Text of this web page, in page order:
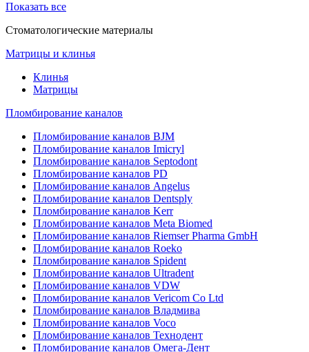
Показать все
Стоматологические материалы
Матрицы и клинья
Клинья
Матрицы
Пломбирование каналов
Пломбирование каналов BJM
Пломбирование каналов Imicryl
Пломбирование каналов Septodont
Пломбирование каналов PD
Пломбирование каналов Angelus
Пломбирование каналов Dentsply
Пломбирование каналов Kerr
Пломбирование каналов Meta Biomed
Пломбирование каналов Riemser Pharma GmbH
Пломбирование каналов Roeko
Пломбирование каналов Spident
Пломбирование каналов Ultradent
Пломбирование каналов VDW
Пломбирование каналов Vericom Co Ltd
Пломбирование каналов Владмива
Пломбирование каналов Voco
Пломбирование каналов Технодент
Пломбирование каналов Омега-Дент